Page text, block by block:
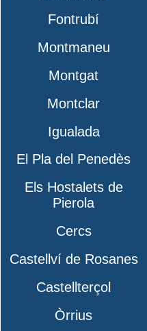
Fontrubí
Montmaneu
Montgat
Montclar
Igualada
El Pla del Penedès
Els Hostalets de
Pierola
Cercs
Castellví de Rosanes
Castellterçol
Òrrius